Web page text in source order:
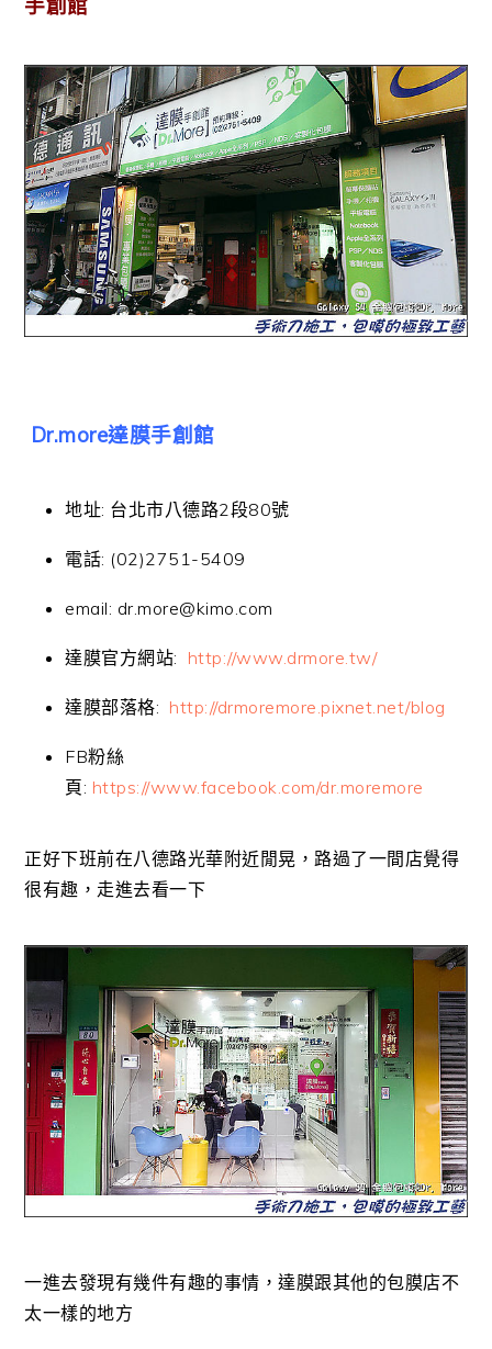
手創館
Dr.more達膜手創館
地址: 台北市八德路2段80號
電話: (02)2751-5409
email: dr.more@kimo.com
達膜官方網站: http://www.drmore.tw/
達膜部落格: http://drmoremore.pixnet.net/blog
FB粉絲
頁: https://www.facebook.com/dr.moremore
正好下班前在八德路光華附近閒晃，路過了一間店覺得
很有趣，走進去看一下
一進去發現有幾件有趣的事情，達膜跟其他的包膜店不
太一樣的地方